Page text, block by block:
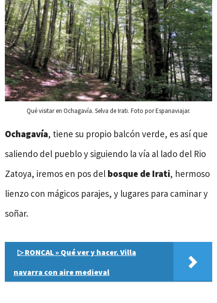
Qué visitar en Ochagavía. Selva de Irati. Foto por Espanaviajar.
Ochagavía, tiene su propio balcón verde, es así que
saliendo del pueblo y siguiendo la vía al lado del Rio
Zatoya, iremos en pos del bosque de Irati, hermoso
lienzo con mágicos parajes, y lugares para caminar y
soñar.
▷ RONCAL » Qué ver y hacer. Villa
navarra con aire medieval